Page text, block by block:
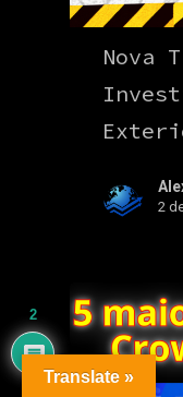
Nova
2
Translate »
2